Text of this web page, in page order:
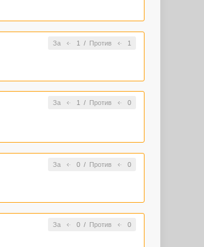
За 1 / Против 1
За 1 / Против 0
За 0/ Против 0
За 0/ Против 0